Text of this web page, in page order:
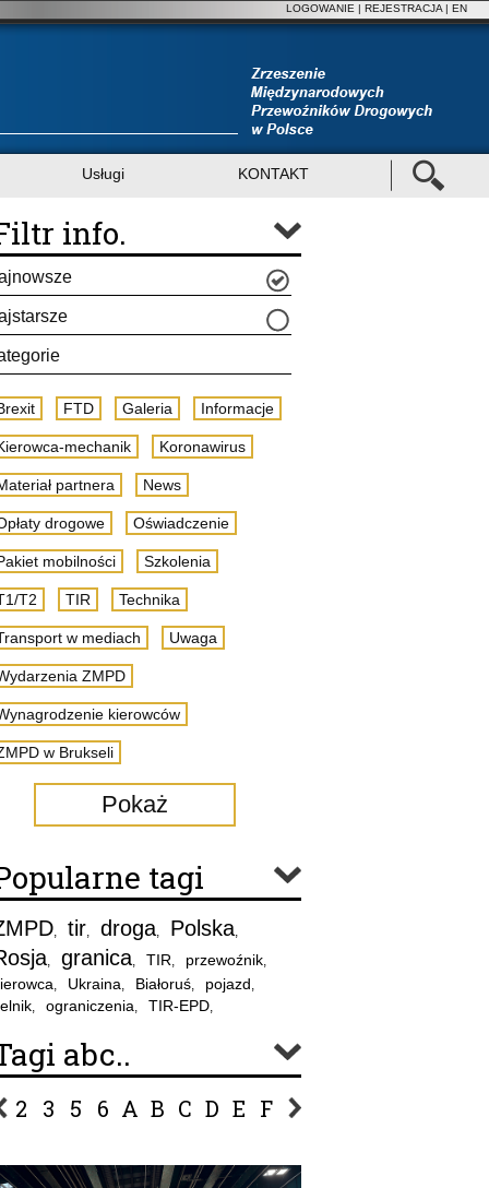
LOGOWANIE | REJESTRACJA | EN
Usługi KONTAKT
info.
FTD Galeria Informacje
mechanik Koronawirus
partnera News
drogowe Oświadczenie
mobilności Szkolenia
T2 TIR Technika
w mediach Uwaga
ZMPD
kierowców
w Brukseli
Pokaż
tagi
, tir, droga, Polska,
, granica, TIR, przewoźnik,
, Ukraina, Białoruś, pojazd,
, ograniczenia, TIR-EPD,
abc..
2 3 5 6 A B C D E F G